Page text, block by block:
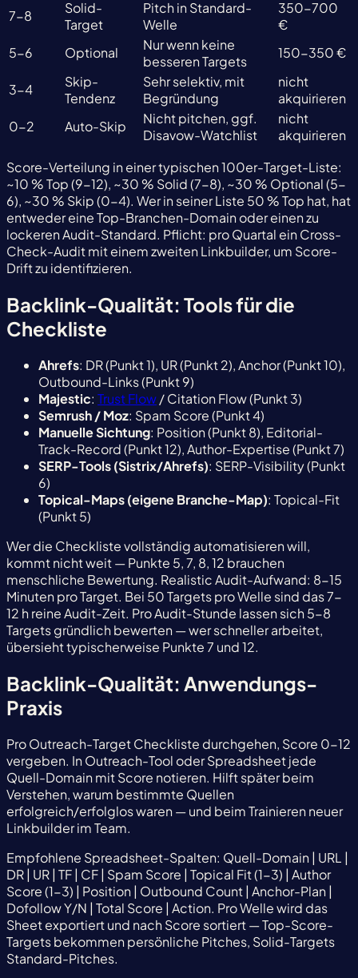
7-8
Solid-
Target
Pitch in Standard-
Welle
350-700
€
5-6
Optional
Nur wenn keine
besseren Targets
150-350 €
3-4
Skip-
Tendenz
Sehr selektiv, mit
Begründung
nicht
akquirieren
0-2
Auto-Skip
Nicht pitchen, ggf.
Disavow-Watchlist
nicht
akquirieren
Score-Verteilung in einer typischen 100er-Target-Liste:
~10 % Top (9-12), ~30 % Solid (7-8), ~30 % Optional (5-
6), ~30 % Skip (0-4). Wer in seiner Liste 50 % Top hat, hat
entweder eine Top-Branchen-Domain oder einen zu
lockeren Audit-Standard. Pflicht: pro Quartal ein Cross-
Check-Audit mit einem zweiten Linkbuilder, um Score-
Drift zu identifizieren.
Backlink-Qualität: Tools für die
Checkliste
Ahrefs: DR (Punkt 1), UR (Punkt 2), Anchor (Punkt 10),
Outbound-Links (Punkt 9)
Majestic: Trust Flow/ Citation Flow (Punkt 3)
Semrush / Moz: Spam Score (Punkt 4)
Manuelle Sichtung: Position (Punkt 8), Editorial-
Track-Record (Punkt 12), Author-Expertise (Punkt 7)
SERP-Tools (Sistrix/Ahrefs): SERP-Visibility (Punkt
6)
Topical-Maps (eigene Branche-Map): Topical-Fit
(Punkt 5)
Wer die Checkliste vollständig automatisieren will,
kommt nicht weit — Punkte 5, 7, 8, 12 brauchen
menschliche Bewertung. Realistic Audit-Aufwand: 8-15
Minuten pro Target. Bei 50 Targets pro Welle sind das 7-
12 h reine Audit-Zeit. Pro Audit-Stunde lassen sich 5-8
Targets gründlich bewerten — wer schneller arbeitet,
übersieht typischerweise Punkte 7 und 12.
Backlink-Qualität: Anwendungs-
Praxis
Pro Outreach-Target Checkliste durchgehen, Score 0-12
vergeben. In Outreach-Tool oder Spreadsheet jede
Quell-Domain mit Score notieren. Hilft später beim
Verstehen, warum bestimmte Quellen
erfolgreich/erfolglos waren — und beim Trainieren neuer
Linkbuilder im Team.
Empfohlene Spreadsheet-Spalten: Quell-Domain | URL |
DR | UR | TF | CF | Spam Score | Topical Fit (1-3) | Author
Score (1-3) | Position | Outbound Count | Anchor-Plan |
Dofollow Y/N | Total Score | Action. Pro Welle wird das
Sheet exportiert und nach Score sortiert — Top-Score-
Targets bekommen persönliche Pitches, Solid-Targets
Standard-Pitches.